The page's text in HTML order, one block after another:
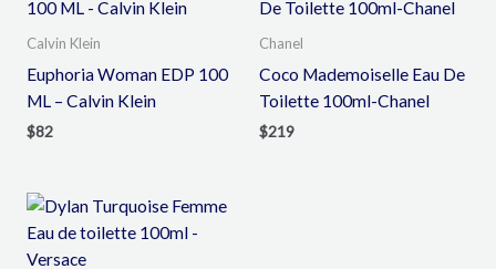
Calvin Klein
Euphoria Woman EDP 100
ML – Calvin Klein
$82
Chanel
Coco Mademoiselle Eau De
Toilette 100ml-Chanel
$219